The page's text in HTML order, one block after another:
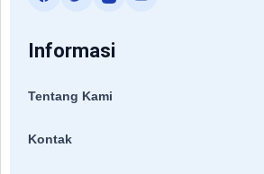
Informasi
Tentang Kami
Kontak